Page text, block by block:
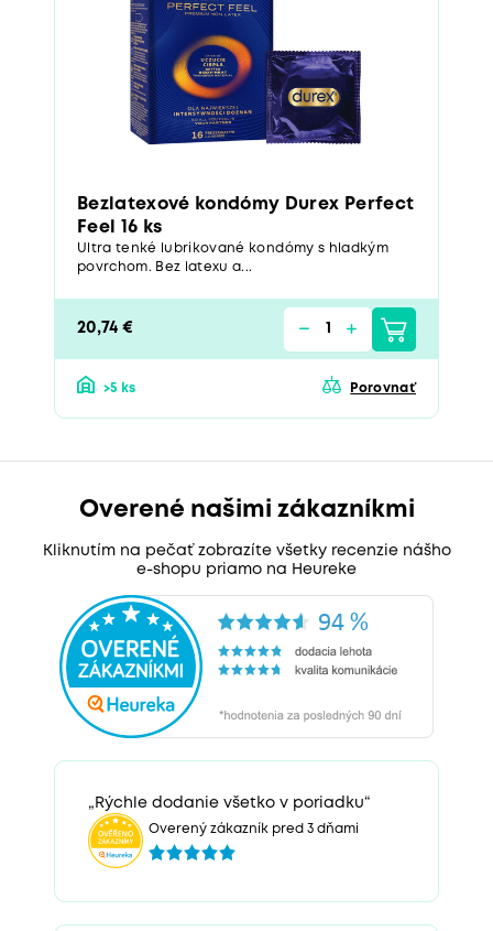
Bezlatexové kondómy Durex Perfect
Feel 16 ks
Ultra tenké lubrikované kondómy s hladkým
povrchom. Bez latexu a...
20,74 €
>5 ks Porovnať
Overené našimi zákazníkmi
Kliknutím na pečať zobrazíte všetky recenzie nášho
e-shopu priamo na Heureke
„Rýchle dodanie všetko v poriadku“
Overený zákazník pred 3 dňami